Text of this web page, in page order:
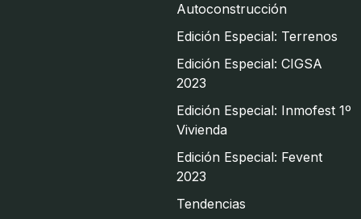
Autoconstrucción
Edición Especial: Terrenos
Edición Especial: CIGSA
2023
Edición Especial: Inmofest 1º
Vivienda
Edición Especial: Fevent
2023
Tendencias